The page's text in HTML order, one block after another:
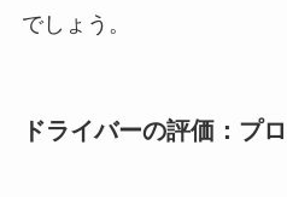
でしょう。
ドライバーの評価：プ